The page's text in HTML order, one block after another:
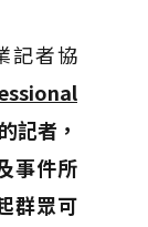
記者協
記者，
事件所
群眾可